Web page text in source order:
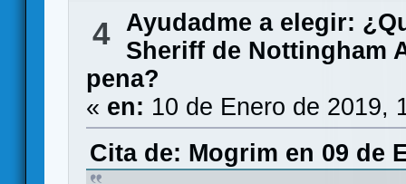
4 Ayudadme a elegir:
Sheriff de Nottingham
pena?
« en: 10 de Enero de 2019,
Cita de: Mogrim en 09 de